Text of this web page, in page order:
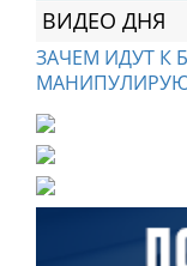
ВИДЕО ДНЯ
ЗАЧЕМ ИДУТ К